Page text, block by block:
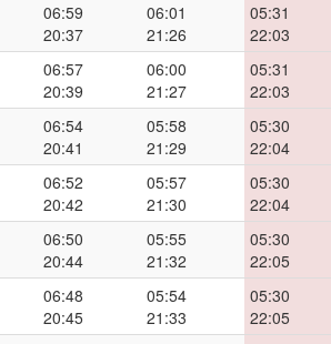
06:59
20:37
06:01
21:26
05:31
22:03
06:57
20:39
06:00
21:27
05:31
22:03
06:54
20:41
05:58
21:29
05:30
22:04
06:52
20:42
05:57
21:30
05:30
22:04
06:50
20:44
05:55
21:32
05:30
22:05
06:48
20:45
05:54
21:33
05:30
22:05